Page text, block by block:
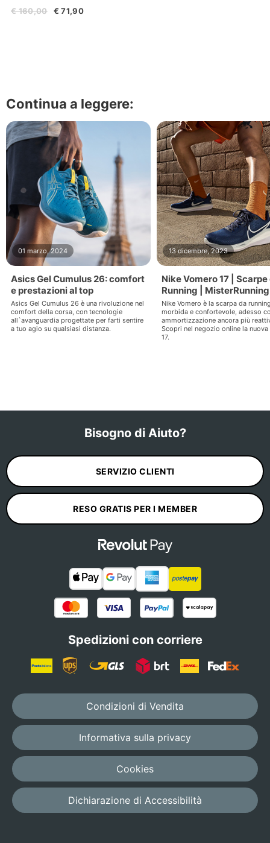
€ 71,90
€ 160,00
Continua a leggere:
Asics Gel Cumulus 26: comfort
e prestazioni al top
Asics Gel Cumulus 26 è una rivoluzione nel
comfort della corsa, con tecnologie
all`avanguardia progettate per farti sentire
a tuo agio su qualsiasi distanza.
01 marzo, 2024
Nike Vomero 17 | Scarpe
Running |
Nike Vomero è la scarpa da
morbida e confortevole, adesso
ammortizzazione ancora più
Scopri nel negozio online la nuova
17.
13 dicembre, 2023
Bisogno di Aiuto?
SERVIZIO CLIENTI
RESO GRATIS PER I MEMBER
Spedizioni con corriere
Condizioni di Vendita
Informativa sulla privacy
Cookies
Dichiarazione di Accessibilità